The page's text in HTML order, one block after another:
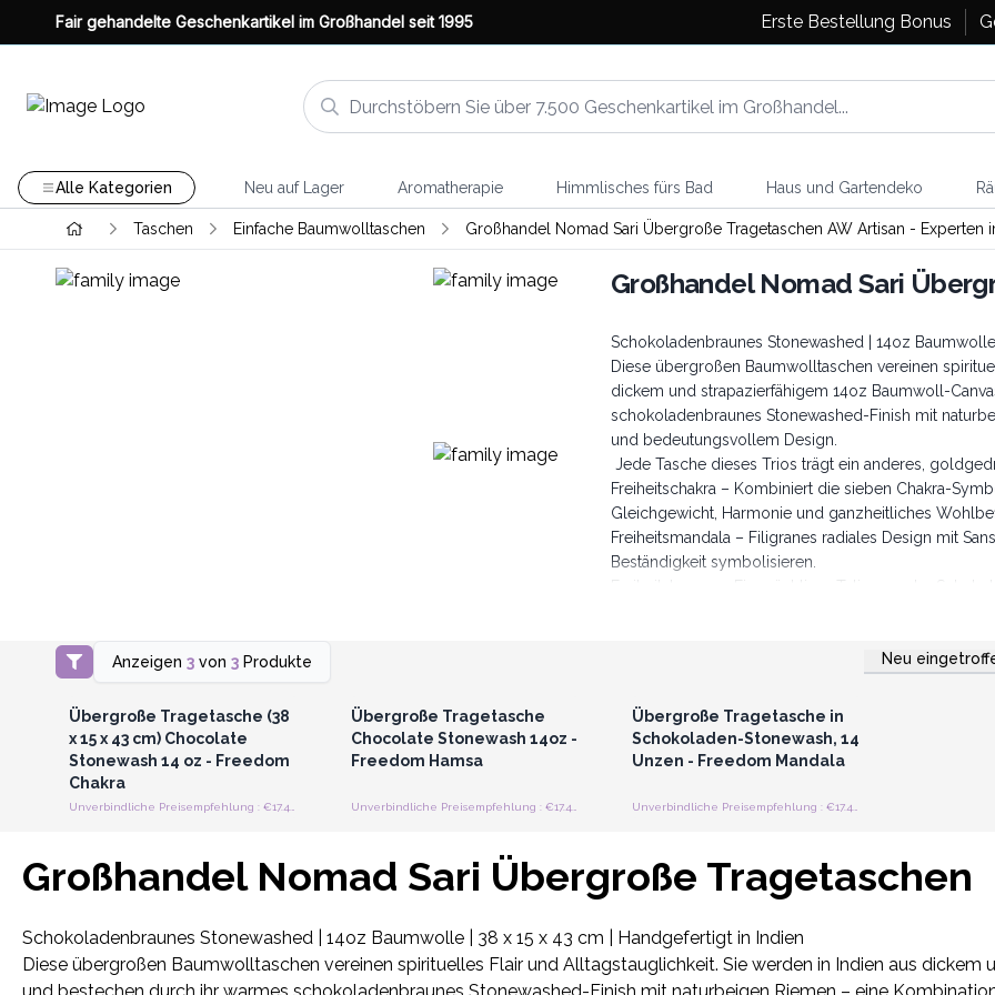
Fair gehandelte Geschenkartikel im Großhandel seit 1995 Erste Bestellung Bonus
Alle Kategorien Neu auf Lager Aromatherapie Himmlisches fürs Bad Haus und Gartendeko
Taschen Einfache Baumwolltaschen Großhandel Nomad Sari Übergroße Tragetaschen AW Artisan - Experten
Großhandel Nomad Sari
Schokoladenbraunes Stonewashed | 14oz
Diese übergroßen Baumwolltaschen vereinen
dickem und strapazierfähigem 14oz Baumwoll-
schokoladenbraunes Stonewashed-Finish mit
und bedeutungsvollem Design.
Jede Tasche dieses Trios trägt ein anderes,
Freiheitschakra – Kombiniert die sieben Chakra-
Gleichgewicht, Harmonie und ganzheitliches
Freiheitsmandala – Filigranes radiales Design mit
Beständigkeit symbolisieren.
Freiheitshamsa – Ein mächtiger Talisman, der
Bücher oder Yoga-Utensilien. Verstärkte
Botschaft suchen.
Perfekt für Kunden, die etwas mit kultureller
Anzeigen 3von 3Produkte Neu
Anmelden oder Registrieren
für Großhandelspreise
Übergroße Tragetasche (38
x 15 x 43 cm) Chocolate
Stonewash 14 oz - Freedom
Chakra
Übergroße Tragetasche
Chocolate Stonewash 14oz -
Freedom Hamsa
Übergroße Tragetasche in
Schokoladen-Stonewash, 14
Unzen - Freedom Mandala
Großhandel Nomad Sari Übergroße Tragetaschen
Schokoladenbraunes Stonewashed | 14oz Baumwolle | 38 x 15 x 43 cm | Handgefertigt in Indien
Diese übergroßen Baumwolltaschen vereinen spirituelles Flair und Alltagstauglichkeit. Sie werden in Indien aus